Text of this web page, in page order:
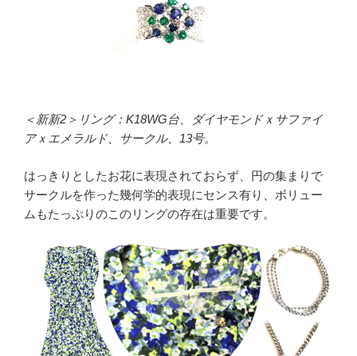
＜新新2＞リング：K18WG台、ダイヤモンドｘサファイ
アｘエメラルド、サークル、13号。
はっきりとしたお花に表現されておらず、円の集まりで
サークルを作った幾何学的表現にセンス有り、ボリュー
ムもたっぷりのこのリングの存在は重要です。